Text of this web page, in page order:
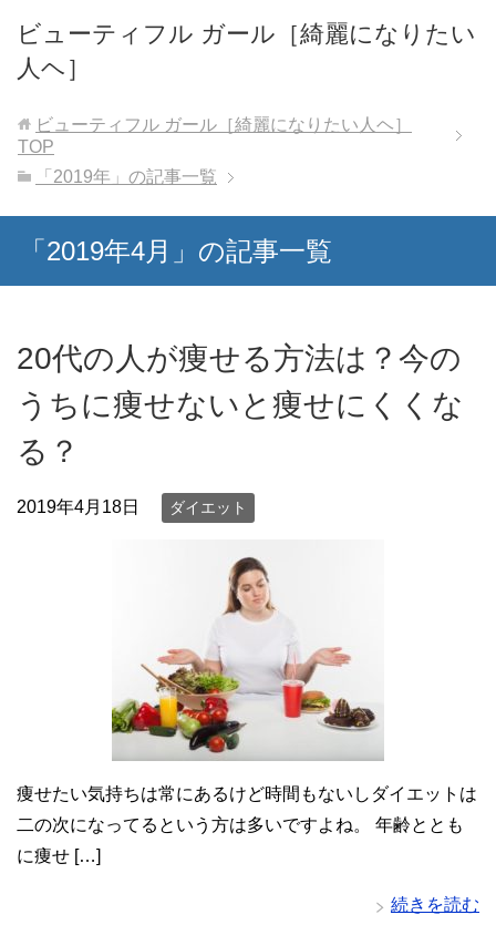
ビューティフル ガール［綺麗になりたい
人ヘ］
ビューティフル ガール［綺麗になりたい人ヘ］
TOP
「2019年」の記事一覧
「2019年4月」の記事一覧
20代の人が痩せる方法は？今の
うちに痩せないと痩せにくくな
る？
2019年4月18日 ダイエット
痩せたい気持ちは常にあるけど時間もないしダイエットは
二の次になってるという方は多いですよね。 年齢ととも
に痩せ […]
続きを読む